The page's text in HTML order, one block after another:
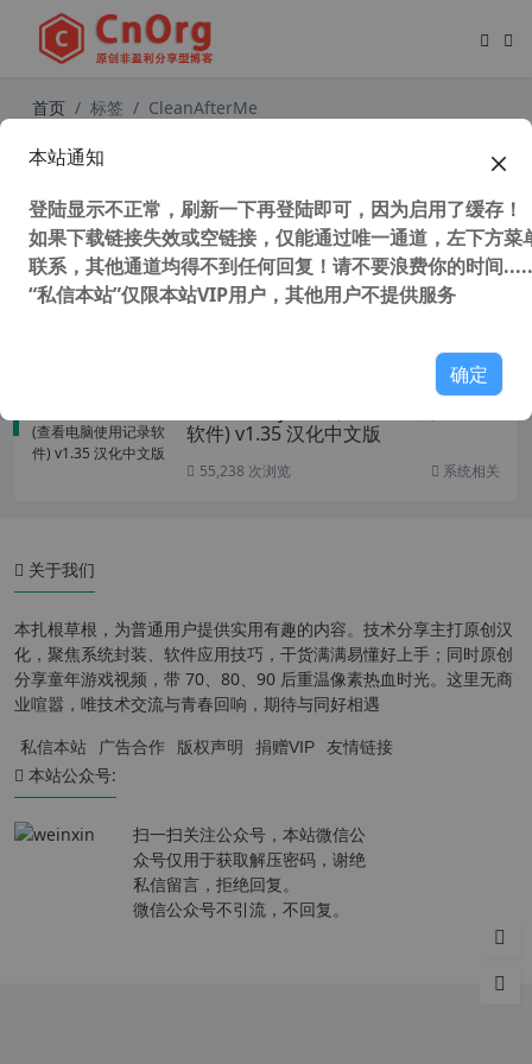
首页 标签 CleanAfterMe
高效电脑历史记录清除工具 CleanAft
软件) v1.35 汉化中文版
55,238 次浏览 系统相关
关于我们
本扎根草根，为普通用户提供实用有趣的内容。技术分享主打原创汉
化，聚焦系统封装、软件应用技巧，干货满满易懂好上手；同时原创
分享童年游戏视频，带 70、80、90 后重温像素热血时光。这里无商
业喧嚣，唯技术交流与青春回响，期待与同好相遇
私信本站 广告合作 版权声明 捐赠VIP 友情链接
本站公众号:
扫一扫关注公众号，本站微信公
众号仅用于获取解压密码，谢绝
私信留言，拒绝回复。
微信公众号不引流，不回复。
本站通知
登陆显示不正常，刷新一下再登陆即可，因为启用了缓存！
如果下载链接失效或空链接，仅能通过唯一通道，左下方菜
联系，其他通道均得不到任何回复！请不要浪费你的时间
“私信本站”仅限本站VIP用户，其他用户不提供服务
确定